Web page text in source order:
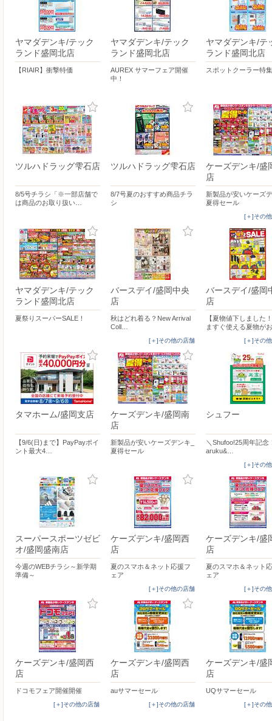
ヤマダデンキ/テック
ランド盛岡北店
【RIAIR】衝撃特価
ヤマダデンキ/テック
ランド盛岡北店
AUREX サマーフェア開催
中！
ヤマダデンキ/テ
ランド盛岡北店
スポットクーラー特集
ツルハドラッグ雫石店
8/5号チラシ「※一部店舗で
は商品のお取り扱い…
ツルハドラッグ雫石店
8/7号夏のおすすめ商品チラ
シ
ケーズデンキ/盛
店
新製品が安いケーズ
夏得セール
[＋]その
ヤマダデンキ/テック
ランド盛岡北店
夏祭りスーパーSALE！
バースデイ/盛岡中央
店
秋はどれ着る？New Arrival
Coll…
[＋]その他の店舗
バースデイ/盛岡
店
【夏物値下しました
ますぐ使える夏物が
[＋]その
タマホーム/盛岡支店
【9/6(日)まで】PayPayポイ
ント最大4…
ケーズデンキ/盛岡南
店
新製品が安いケーズデンキ_
夏得セール
シュフー
＼Shufoo!25周年記
aruku&…
[＋]その
スーパースポーツゼビ
オ/盛岡盛南店
今週のWEBチラシ～新学期
準備～
ケーズデンキ/盛岡西
店
夏のスマホ＆ネット応援フ
ェア
[＋]その他の店舗
ケーズデンキ/盛
店
夏のスマホ＆ネット
ェア
[＋]その
ケーズデンキ/盛岡西
店
ドコモフェア開催開催
[＋]その他の店舗
ケーズデンキ/盛岡西
店
auサマーセール
[＋]その他の店舗
ケーズデンキ/盛
店
UQサマーセール
[＋]その